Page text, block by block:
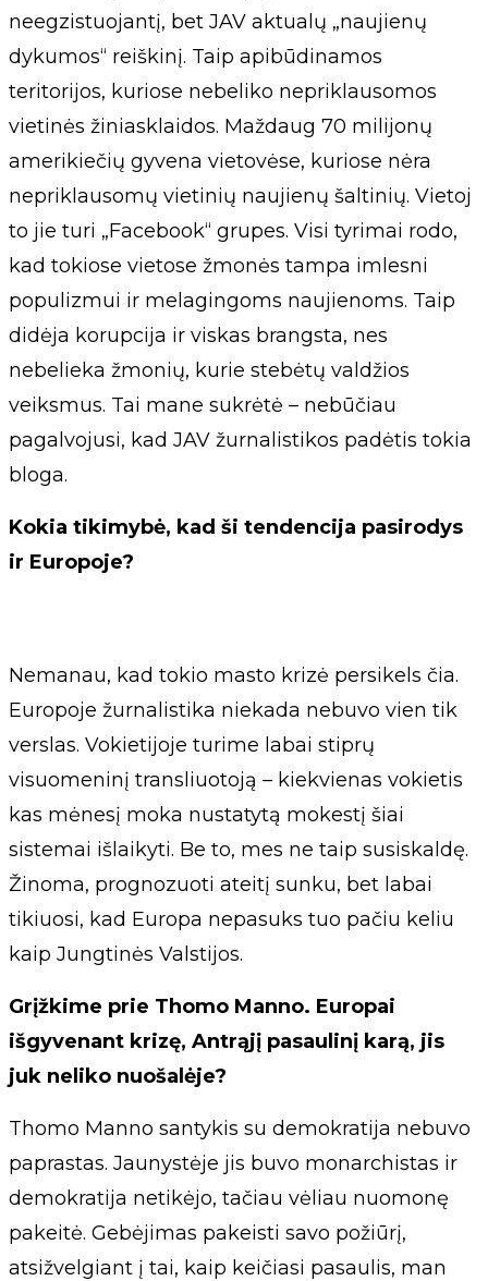
neegzistuojantį, bet JAV aktualų „naujienų
dykumos“ reiškinį. Taip apibūdinamos
teritorijos, kuriose nebeliko nepriklausomos
vietinės žiniasklaidos. Maždaug 70 milijonų
amerikiečių gyvena vietovėse, kuriose nėra
nepriklausomų vietinių naujienų šaltinių. Vietoj
to jie turi „Facebook“ grupes. Visi tyrimai rodo,
kad tokiose vietose žmonės tampa imlesni
populizmui ir melagingoms naujienoms. Taip
didėja korupcija ir viskas brangsta, nes
nebelieka žmonių, kurie stebėtų valdžios
veiksmus. Tai mane sukrėtė – nebūčiau
pagalvojusi, kad JAV žurnalistikos padėtis tokia
bloga.
Kokia tikimybė, kad ši tendencija pasirodys
ir Europoje?
Nemanau, kad tokio masto krizė persikels čia.
Europoje žurnalistika niekada nebuvo vien tik
verslas. Vokietijoje turime labai stiprų
visuomeninį transliuotoją – kiekvienas vokietis
kas mėnesį moka nustatytą mokestį šiai
sistemai išlaikyti. Be to, mes ne taip susiskaldę.
Žinoma, prognozuoti ateitį sunku, bet labai
tikiuosi, kad Europa nepasuks tuo pačiu keliu
kaip Jungtinės Valstijos.
Grįžkime prie Thomo Manno. Europai
išgyvenant krizę, Antrąjį pasaulinį karą, jis
juk neliko nuošalėje?
Thomo Manno santykis su demokratija nebuvo
paprastas. Jaunystėje jis buvo monarchistas ir
demokratija netikėjo, tačiau vėliau nuomonę
pakeitė. Gebėjimas pakeisti savo požiūrį,
atsižvelgiant į tai, kaip keičiasi pasaulis, man